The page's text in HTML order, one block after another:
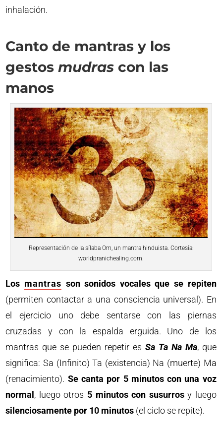
inhalación.
Canto de mantras y los
gestosmudras con las
manos
Representación de la sílaba Om, un mantra hinduista. Cortesía:
worldpranichealing.com.
Los mantras son sonidos vocales que se repiten
(permiten contactar a una consciencia universal). En
el ejercicio uno debe sentarse con las piernas
cruzadas y con la espalda erguida. Uno de los
mantras que se pueden repetir es Sa Ta Na Ma, que
significa: Sa (Infinito) Ta (existencia) Na (muerte) Ma
(renacimiento). Se canta por 5 minutos con una voz
normal, luego otros 5 minutos con susurrosy luego
silenciosamente por 10 minutos (el ciclo se repite).